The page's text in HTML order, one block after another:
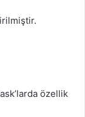
özellik